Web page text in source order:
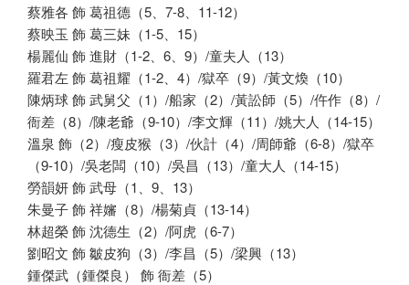
蔡雅各 飾 葛祖德（5、7-8、11-12）
蔡映玉 飾 葛三妹（1-5、15）
楊麗仙 飾 進財（1-2、6、9）/童夫人（13）
羅君左 飾 葛祖耀（1-2、4）/獄卒（9）/黃文煥（10）
陳炳球 飾 武舅父（1）/船家（2）/黃訟師（5）/仵作（8）/
衙差（8）/陳老爺（9-10）/李文輝（11）/姚大人（14-15）
溫泉 飾（2）/瘦皮猴（3）/伙計（4）/周師爺（6-8）/獄卒
（9-10）/吳老闆（10）/吳昌（13）/童大人（14-15）
勞韻妍 飾 武母（1、9、13）
朱曼子 飾 祥嬸（8）/楊菊貞（13-14）
林超榮 飾 沈德生（2）/阿虎（6-7）
劉昭文 飾 皺皮狗（3）/李昌（5）/梁興（13）
鍾傑武（鍾傑良） 飾 衙差（5）